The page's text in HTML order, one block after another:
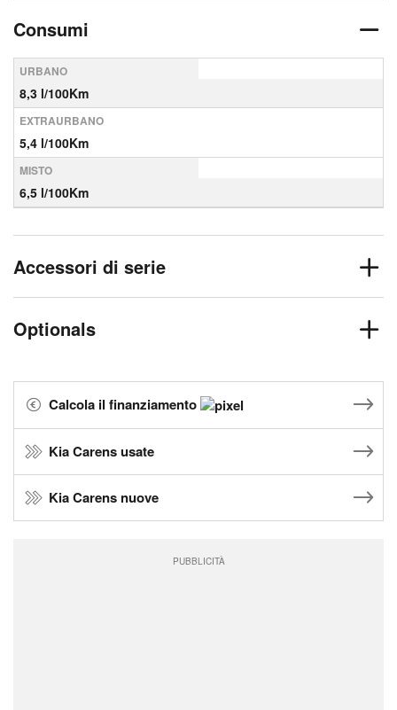
Consumi
URBANO
8,3 l/100Km
EXTRAURBANO
5,4 l/100Km
MISTO
6,5 l/100Km
Accessori di serie
Optionals
Calcola il finanziamento
Kia Carens usate
Kia Carens nuove
PUBBLICITÀ